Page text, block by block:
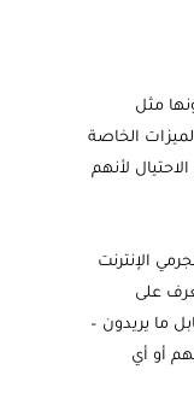
مثل
الخاصة
لأنهم
الإنترنت
على
ما يريدون –
أو أي